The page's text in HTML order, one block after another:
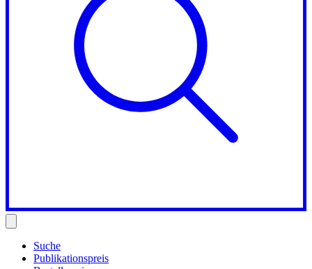
Suche
Publikationspreis